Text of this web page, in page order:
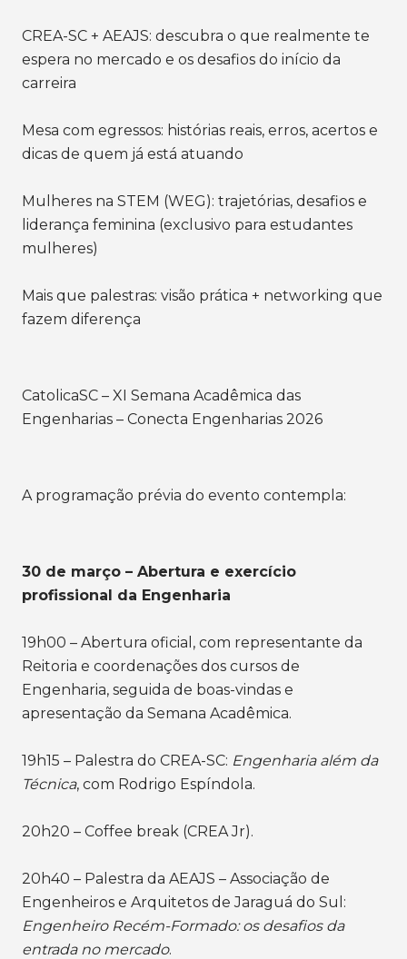
CREA-SC + AEAJS: descubra o que realmente te
espera no mercado e os desafios do início da
carreira
Mesa com egressos: histórias reais, erros, acertos e
dicas de quem já está atuando
Mulheres na STEM (WEG): trajetórias, desafios e
liderança feminina (exclusivo para estudantes
mulheres)
Mais que palestras: visão prática + networking que
fazem diferença
CatolicaSC – XI Semana Acadêmica das
Engenharias – Conecta Engenharias 2026
A programação prévia do evento contempla:
30 de março – Abertura e exercício
profissional da Engenharia
19h00 – Abertura oficial, com representante da
Reitoria e coordenações dos cursos de
Engenharia, seguida de boas-vindas e
apresentação da Semana Acadêmica.
19h15 – Palestra do CREA-SC: Engenharia além da
Técnica, com Rodrigo Espíndola.
20h20 – Coffee break (CREA Jr).
20h40 – Palestra da AEAJS – Associação de
Engenheiros e Arquitetos de Jaraguá do Sul:
Engenheiro Recém-Formado: os desafios da
entrada no mercado.